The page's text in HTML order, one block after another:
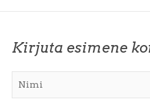
Kirjuta esimene